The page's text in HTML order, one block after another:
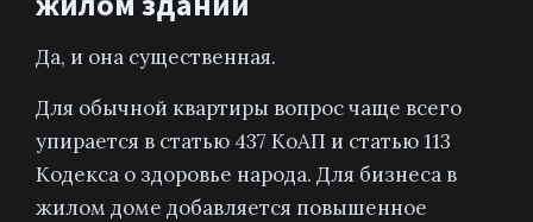
Да, и она существенная.
Для обычной квартиры вопрос чаще всего
упирается в статью 437 КоАП и статью 113
Кодекса о здоровье народа. Для бизнеса в
жилом доме добавляется повышенное